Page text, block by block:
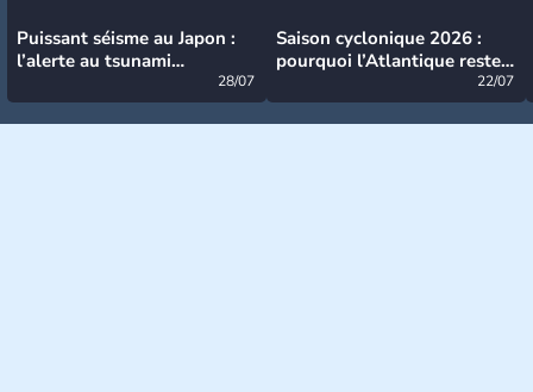
Puissant séisme au Japon :
l’alerte au tsunami
28/07
Saison cyclonique 2026 :
pourquoi l’Atlantique reste
22/07